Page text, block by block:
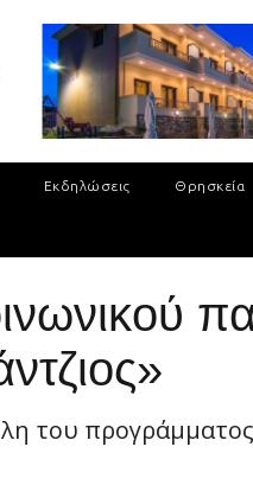
Εκδηλώσεις Θρησκεία
του προγράμματος